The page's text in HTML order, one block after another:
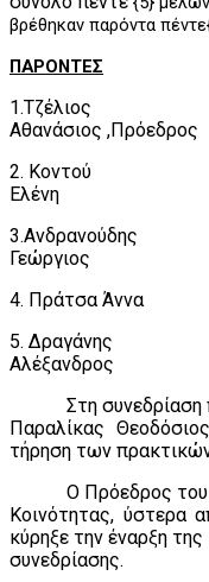
βρέθηκαν παρόντα
ΠΑΡΟΝΤΕΣ
1.Τζέλιος
Αθανάσιος ,Πρόεδρος
2. Κοντού
Ελένη
3.Ανδρανούδης
Γεώργιος
4. Πράτσα Άννα
5. Δραγάνης
Αλέξανδρος
Στη συνεδρίαση
Παραλίκας
τήρηση των
Ο Πρόεδρος του
Κοινότητας, ύστερα
κύρηξε την έναρξη της
συνεδρίασης.